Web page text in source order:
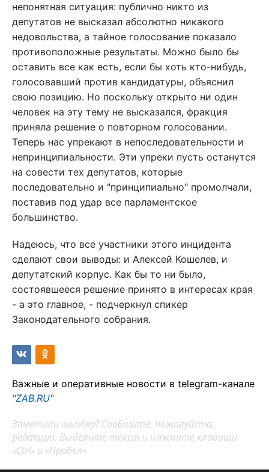
непонятная ситуация: публично никто из
депутатов не высказал абсолютно никакого
недовольства, а тайное голосование показало
противоположные результаты. Можно было бы
оставить все как есть, если бы хоть кто-нибудь,
голосовавший против кандидатуры, объяснил
свою позицию. Но поскольку открыто ни один
человек на эту тему не высказался, фракция
приняла решение о повторном голосовании.
Теперь нас упрекают в непоследовательности и
непринципиальности. Эти упреки пусть останутся
на совести тех депутатов, которые
последовательно и "принципиально" промолчали,
поставив под удар все парламентское
большинство.
Надеюсь, что все участники этого инцидента
сделают свои выводы: и Алексей Кошелев, и
депутатский корпус. Как бы то ни было,
состоявшееся решение принято в интересах края
- а это главное, - подчеркнул спикер
Законодательного собрания.
Важные и оперативные новости в telegram-канале
"ZAB.RU"
Заметили ошибку? Сообщите, пожалуйста,
редакции. Выделите текст и нажмите клавиши
«Ctrl» и «Пробел»